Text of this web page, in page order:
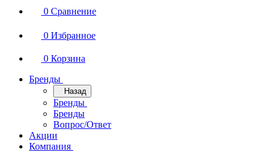
0 Сравнение
0 Избранное
0 Корзина
Бренды
Назад
Бренды
Бренды
Вопрос/Ответ
Акции
Компания